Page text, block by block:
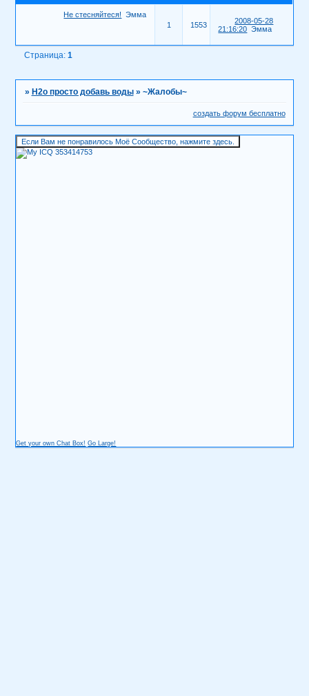
Не стесняйтеся!
Эмма
1
1553
2008-05-28
21:16:20 Эмма
Страница: 1
» H2о просто добавь воды » ~Жалобы~
создать форум бесплатно
Get your own Chat Box! Go Large!